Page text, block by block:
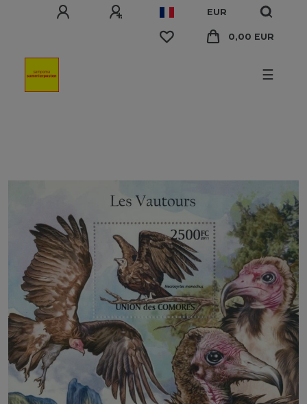
EUR
0,00 EUR
☰